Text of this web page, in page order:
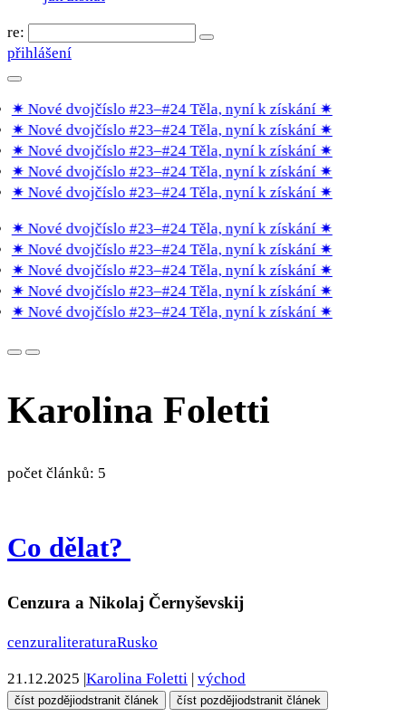
re:
přihlášení
✷ Nové dvojčíslo #23–#24 Těla, nyní k získání ✷
✷ Nové dvojčíslo #23–#24 Těla, nyní k získání ✷
✷ Nové dvojčíslo #23–#24 Těla, nyní k získání ✷
✷ Nové dvojčíslo #23–#24 Těla, nyní k získání ✷
✷ Nové dvojčíslo #23–#24 Těla, nyní k získání ✷
✷ Nové dvojčíslo #23–#24 Těla, nyní k získání ✷
✷ Nové dvojčíslo #23–#24 Těla, nyní k získání ✷
✷ Nové dvojčíslo #23–#24 Těla, nyní k získání ✷
✷ Nové dvojčíslo #23–#24 Těla, nyní k získání ✷
✷ Nové dvojčíslo #23–#24 Těla, nyní k získání ✷
Karolina Foletti
počet článků: 5
Co dělat?
Cenzura a Nikolaj Černyševskij
cenzuraliteraturaRusko
21.12.2025 |Karolina Foletti | východ
číst pozdějiodstranit článek číst pozdějiodstranit článek